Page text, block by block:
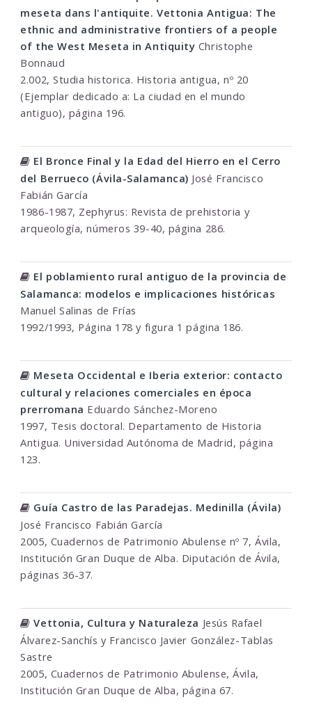
meseta dans l'antiquite. Vettonia Antigua: The
ethnic and administrative frontiers of a people
of the West Meseta in Antiquity Christophe
Bonnaud
2.002, Studia historica. Historia antigua, nº 20
(Ejemplar dedicado a: La ciudad en el mundo
antiguo), página 196.
El Bronce Final y la Edad del Hierro en el Cerro
del Berrueco (Ávila-Salamanca) José Francisco
Fabián García
1986-1987, Zephyrus: Revista de prehistoria y
arqueología, números 39-40, página 286.
El poblamiento rural antiguo de la provincia de
Salamanca: modelos e implicaciones históricas
Manuel Salinas de Frías
1992/1993, Página 178 y figura 1 página 186.
Meseta Occidental e Iberia exterior: contacto
cultural y relaciones comerciales en época
prerromana Eduardo Sánchez-Moreno
1997, Tesis doctoral. Departamento de Historia
Antigua. Universidad Autónoma de Madrid, página
123.
Guía Castro de las Paradejas. Medinilla (Ávila)
José Francisco Fabián García
2005, Cuadernos de Patrimonio Abulense nº 7, Ávila,
Institución Gran Duque de Alba. Diputación de Ávila,
páginas 36-37.
Vettonia, Cultura y Naturaleza Jesús Rafael
Álvarez-Sanchís y Francisco Javier González-Tablas
Sastre
2005, Cuadernos de Patrimonio Abulense, Ávila,
Institución Gran Duque de Alba, página 67.